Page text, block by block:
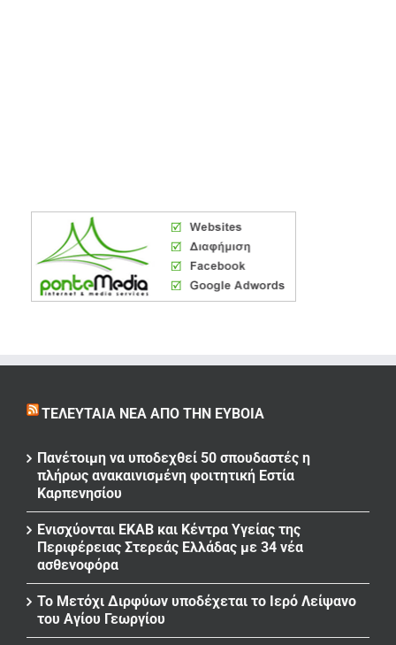
ΤΕΛΕΥΤΑΊΑ ΝΈΑ ΑΠΌ ΤΗΝ ΕΎΒΟΙΑ
Πανέτοιμη να υποδεχθεί 50 σπουδαστές η
πλήρως ανακαινισμένη φοιτητική Εστία
Καρπενησίου
Ενισχύονται ΕΚΑΒ και Κέντρα Υγείας της
Περιφέρειας Στερεάς Ελλάδας με 34 νέα
ασθενοφόρα
Το Μετόχι Διρφύων υποδέχεται το Ιερό Λείψανο
του Αγίου Γεωργίου